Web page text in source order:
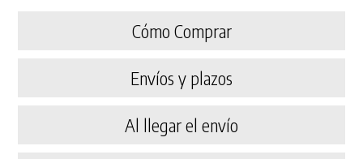
Cómo Comprar
Envíos y plazos
Al llegar el envío